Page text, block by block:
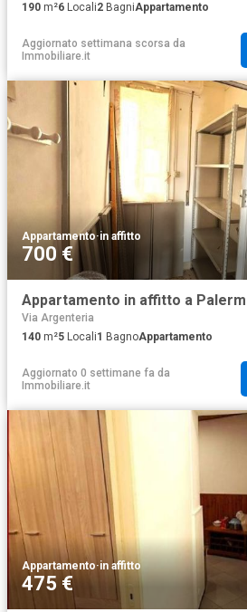
190 m²6 Locali2 BagniAppartamento
Aggiornato settimana scorsa da
Immobiliare.it
Appartamento·in affitto
700 €
Appartamento in affitto a
Via Argenteria
140 m²5 Locali1 BagnoAppartamento
Aggiornato 0 settimane fa da
Immobiliare.it
Appartamento·in affitto
475 €